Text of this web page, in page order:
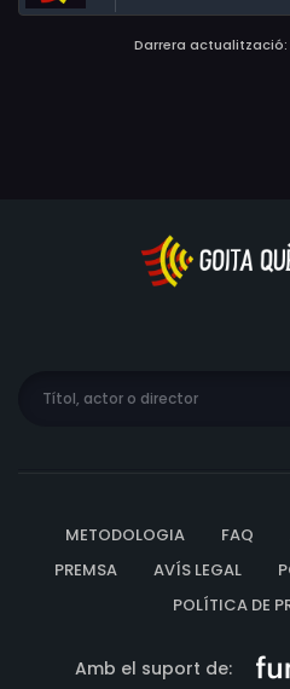
Darrera actualització:
METODOLOGIA FAQ
PREMSA
AVÍS LEGAL
POLÍTICA DE
Amb el suport de: